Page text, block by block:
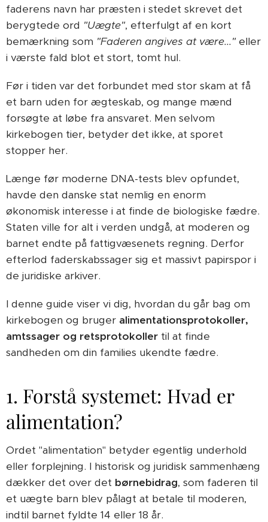
faderens navn har præsten i stedet skrevet det
berygtede ord "Uægte", efterfulgt af en kort
bemærkning som "Faderen angives at være..."eller
i værste fald blot et stort, tomt hul.
Før i tiden var det forbundet med stor skam at få
et barn uden for ægteskab, og mange mænd
forsøgte at løbe fra ansvaret. Men selvom
kirkebogen tier, betyder det ikke, at sporet
stopper her.
Længe før moderne DNA-tests blev opfundet,
havde den danske stat nemlig en enorm
økonomisk interesse i at finde de biologiske fædre.
Staten ville for alt i verden undgå, at moderen og
barnet endte på fattigvæsenets regning. Derfor
efterlod faderskabssager sig et massivt papirspor i
de juridiske arkiver.
I denne guide viser vi dig, hvordan du går bag om
kirkebogen og bruger alimentationsprotokoller,
amtssager og retsprotokoller til at finde
sandheden om din families ukendte fædre.
1. Forstå systemet: Hvad er
alimentation?
Ordet "alimentation" betyder egentlig underhold
eller forplejning. I historisk og juridisk sammenhæng
dækker det over det børnebidrag, som faderen til
et uægte barn blev pålagt at betale til moderen,
indtil barnet fyldte 14 eller 18 år.